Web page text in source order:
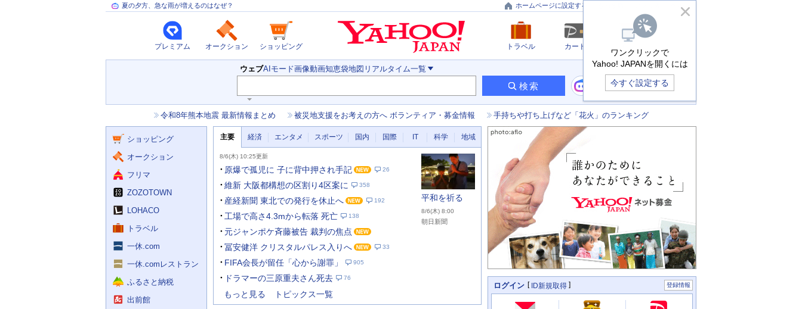
ワンクリックで
Yahoo! JAPANを開くには
今すぐ設定する
夏の夕方、急な雨が増えるのはなぜ？ ホームページに設定する
トラベル カード
プレミアム オークション ショッピング
検
索
ウェブAIモード画像動画知恵袋地図 リアルタイム一覧
検索
ワ
ー
力
補
助
を
開
く
せ
令和8年熊本地震 最新情報まとめ 被災地支援をお考えの方へ ボランティア・募金情報 手持ちや打ち上げなど「花火」のランキング
ビ
ショッピング
オークション
フリマ
ZOZOTOWN
LOHACO
トラベル
一休.com
一休.comレストラン
ふるさと納税
出前館
ュ
ス
主要 経済 エンタメ スポーツ 国内 国際 IT 科学 地域
要
ニ
ー
8/6(木) 10:25更新
原爆で孤児に 子に背中押され手記 26
維新 大阪都構想の区割り4区案に 358
産経新聞 東北での発行を休止へ 192
工場で高さ4.3mから転落 死亡 138
元ジャンポケ斉藤被告 裁判の焦点
冨安健洋 クリスタルパレス入りへ
33
FIFA会長が留任「心から謝罪」 905
ドラマーの三原重夫さん死去 76
平和を祈る
8/6(木) 8:00
朝日新聞
もっと見る トピックス一覧
個
人
ログイン ID新規取得 登録情報
あ
た
の
ス